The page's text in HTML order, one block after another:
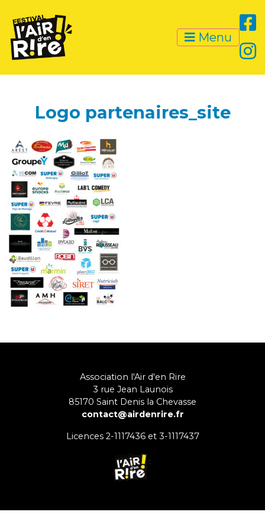
Menu
Logo partenaires_site
Association l'Air d'en Rire
3 rue Jean Launois
85170 Saint Denis la Chevasse
contact@airdenrire.fr
Licences 2-1117436 et 3-1117437